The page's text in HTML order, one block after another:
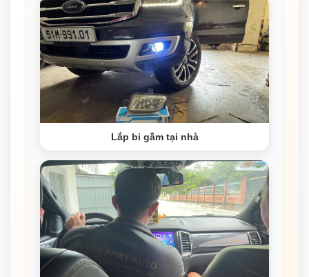
Lắp bi gầm tại nhà